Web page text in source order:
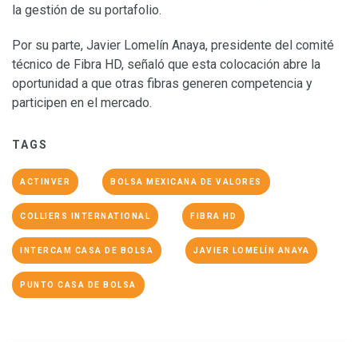
la gestión de su portafolio.
Por su parte, Javier Lomelín Anaya, presidente del comité
técnico de Fibra HD, señaló que esta colocación abre la
oportunidad a que otras fibras generen competencia y
participen en el mercado.
TAGS
ACTINVER BOLSA MEXICANA DE VALORES
COLLIERS INTERNATIONAL FIBRA HD
INTERCAM CASA DE BOLSA JAVIER LOMELÍN ANAYA
PUNTO CASA DE BOLSA